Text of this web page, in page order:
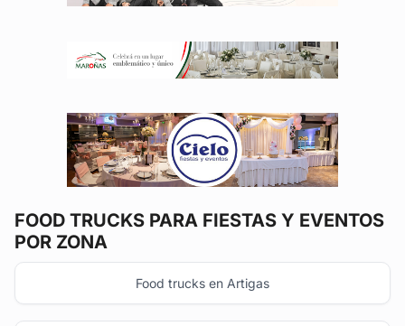
FOOD TRUCKS PARA FIESTAS Y EVENTOS
POR ZONA
Food trucks en Artigas